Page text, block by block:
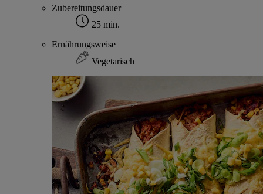
Zubereitungsdauer
25 min.
Ernährungsweise
Vegetarisch